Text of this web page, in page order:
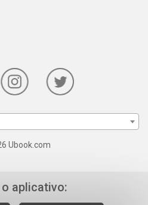
Ubook.com
aplicativo: